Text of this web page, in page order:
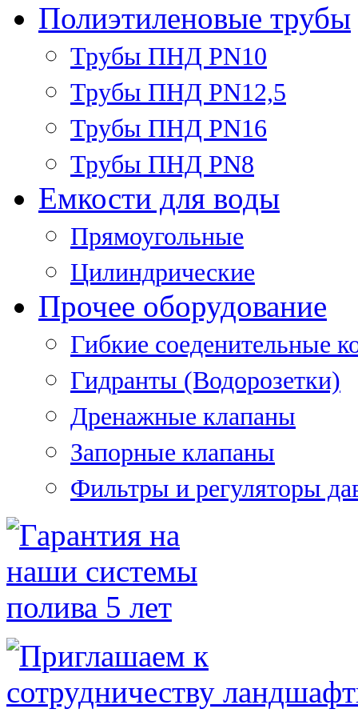
Полиэтиленовые трубы
Трубы ПНД PN10
Трубы ПНД PN12,5
Трубы ПНД PN16
Трубы ПНД PN8
Емкости для воды
Прямоугольные
Цилиндрические
Прочее оборудование
Гибкие соеденительные
Гидранты (Водорозетки)
Дренажные клапаны
Запорные клапаны
Фильтры и регуляторы